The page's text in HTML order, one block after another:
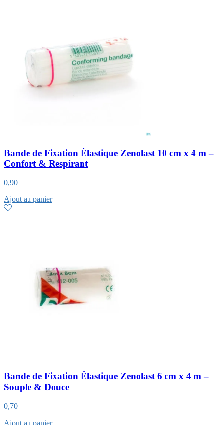
Bande de Fixation Élastique Zenolast 10 cm x 4 m –
Confort & Respirant
0,90
Ajout au panier
Bande de Fixation Élastique Zenolast 6 cm x 4 m –
Souple & Douce
0,70
Ajout au panier